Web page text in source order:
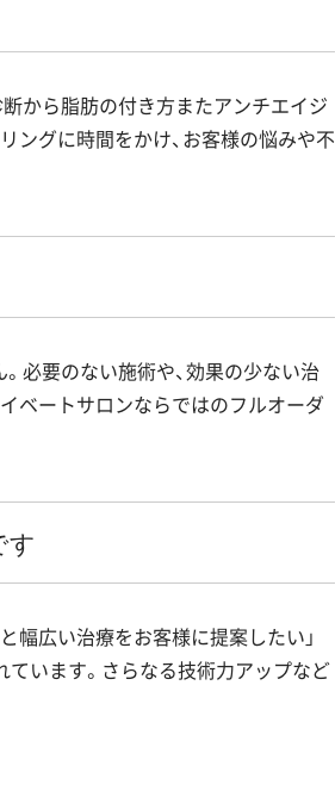
から脂肪の付き方またアンチエイジ
ングに時間をかけ、お客様の悩みや不
必要のない施術や、効果の少ない治
ベートサロンならではのフルオーダ
す
幅広い治療をお客様に提案したい」
ています。さらなる技術力アップなど